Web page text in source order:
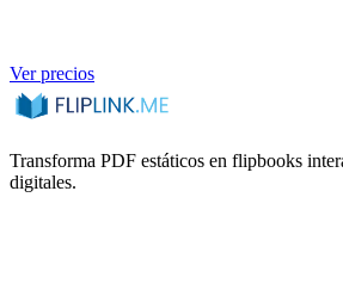
Ver precios
Transforma PDF estáticos en flipbooks
digitales.